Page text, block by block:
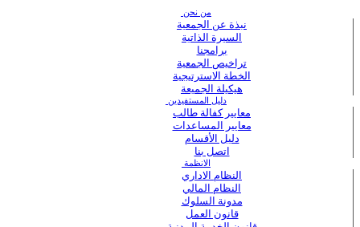
من نحن
نبذة عن الجمعية
السيرة الذاتية
برامجنا
تراخيص الجمعية
الخطة الاسترتيجية
هيكيلة الجميعة
دليل المستفيدين
معايير كفالة طالب
معايير المساعدات
دليل الأقسام
اتصل بنا
الانظمة
النظام الاداري
النظام المالي
مدونة السلوك
قانون العمل